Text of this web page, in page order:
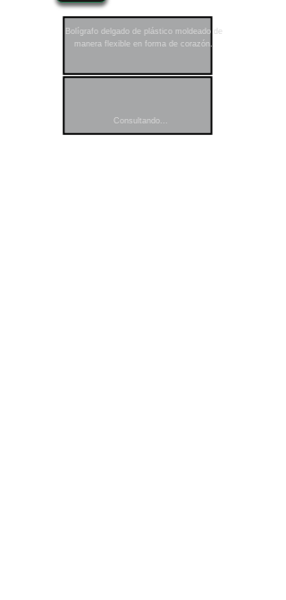
Bolígrafo delgado de plástico moldeado de
manera flexible en forma de corazón.
Consultando...